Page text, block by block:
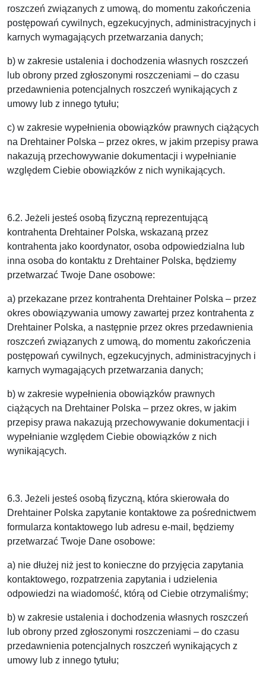
roszczeń związanych z umową, do momentu zakończenia
postępowań cywilnych, egzekucyjnych, administracyjnych i
karnych wymagających przetwarzania danych;
b) w zakresie ustalenia i dochodzenia własnych roszczeń
lub obrony przed zgłoszonymi roszczeniami – do czasu
przedawnienia potencjalnych roszczeń wynikających z
umowy lub z innego tytułu;
c) w zakresie wypełnienia obowiązków prawnych ciążących
na Drehtainer Polska – przez okres, w jakim przepisy prawa
nakazują przechowywanie dokumentacji i wypełnianie
względem Ciebie obowiązków z nich wynikających.
6.2. Jeżeli jesteś osobą fizyczną reprezentującą
kontrahenta Drehtainer Polska, wskazaną przez
kontrahenta jako koordynator, osoba odpowiedzialna lub
inna osoba do kontaktu z Drehtainer Polska, będziemy
przetwarzać Twoje Dane osobowe:
a) przekazane przez kontrahenta Drehtainer Polska – przez
okres obowiązywania umowy zawartej przez kontrahenta z
Drehtainer Polska, a następnie przez okres przedawnienia
roszczeń związanych z umową, do momentu zakończenia
postępowań cywilnych, egzekucyjnych, administracyjnych i
karnych wymagających przetwarzania danych;
b) w zakresie wypełnienia obowiązków prawnych
ciążących na Drehtainer Polska – przez okres, w jakim
przepisy prawa nakazują przechowywanie dokumentacji i
wypełnianie względem Ciebie obowiązków z nich
wynikających.
6.3. Jeżeli jesteś osobą fizyczną, która skierowała do
Drehtainer Polska zapytanie kontaktowe za pośrednictwem
formularza kontaktowego lub adresu e-mail, będziemy
przetwarzać Twoje Dane osobowe:
a) nie dłużej niż jest to konieczne do przyjęcia zapytania
kontaktowego, rozpatrzenia zapytania i udzielenia
odpowiedzi na wiadomość, którą od Ciebie otrzymaliśmy;
b) w zakresie ustalenia i dochodzenia własnych roszczeń
lub obrony przed zgłoszonymi roszczeniami – do czasu
przedawnienia potencjalnych roszczeń wynikających z
umowy lub z innego tytułu;